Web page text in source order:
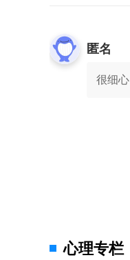
匿名
很细心
心理专栏